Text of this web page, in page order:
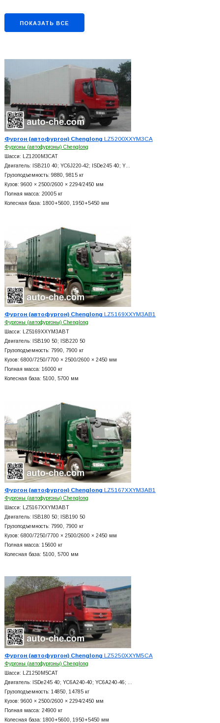
ПОКАЗАТЬ ВСЕ
Фургон (автофургон) Chenglong LZ5200XXYM3CA
Фургоны (автофургоны) Chenglong
Шасси: LZ1200M3CAT
Двигатель: ISB210 40; YC6J220-42; ISDe245 40; Y…
Грузоподъемность: 9880, 9815 кг
Кузов: 9600 × 2500/2600 × 2294/2450 мм
Полная масса: 20005 кг
Колесная база: 1800+5600, 1950+5450 мм
Фургон (автофургон) Chenglong LZ5169XXYM3AB1
Фургоны (автофургоны) Chenglong
Шасси: LZ5169XXYM3ABT
Двигатель: ISB190 50; ISB220 50
Грузоподъемность: 7990, 7900 кг
Кузов: 6800/7250/7700 × 2500/2600 × 2450 мм
Полная масса: 16000 кг
Колесная база: 5100, 5700 мм
Фургон (автофургон) Chenglong LZ5167XXYM3AB1
Фургоны (автофургоны) Chenglong
Шасси: LZ5167XXYM3ABT
Двигатель: ISB180 50; ISB190 50
Грузоподъемность: 7990, 7900 кг
Кузов: 6800/7250/7700 × 2500/2600 × 2450 мм
Полная масса: 15600 кг
Колесная база: 5100, 5700 мм
Фургон (автофургон) Chenglong LZ5250XXYM5CA
Фургоны (автофургоны) Chenglong
Шасси: LZ1250M5CAT
Двигатель: ISDe245 40; YC6A240-40; YC6A240-46; …
Грузоподъемность: 14850, 14785 кг
Кузов: 9600 × 2500/2600 × 2294/2450 мм
Полная масса: 24900 кг
Колесная база: 1800+5600, 1950+5450 мм